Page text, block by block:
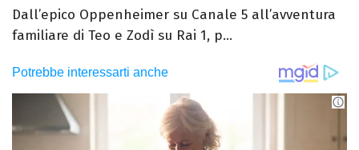
Dall’epico Oppenheimer su Canale 5 all’avventura
familiare di Teo e Zodì su Rai 1, p...